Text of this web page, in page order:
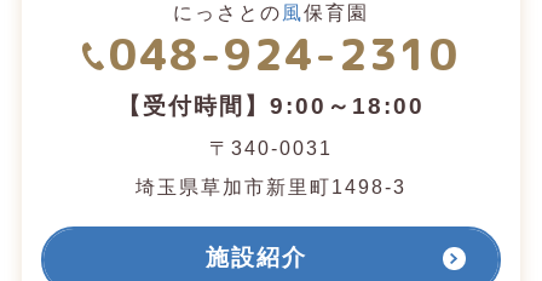
にっさとの 風保育園
048-924-2310
【受付時間】9:00～18:00
〒340-0031
埼玉県草加市新里町1498-3
施設紹介